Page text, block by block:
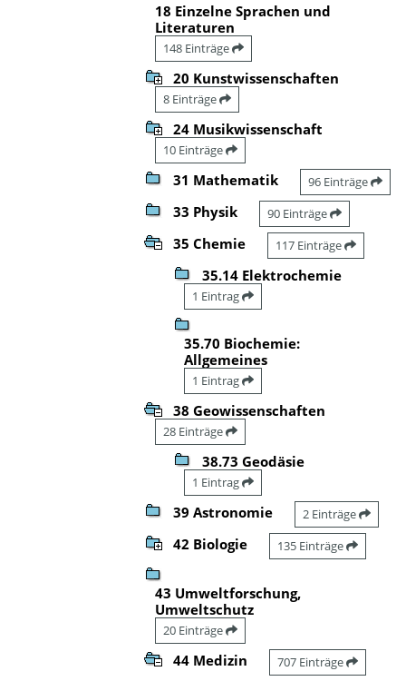
18 Einzelne Sprachen und
Literaturen
148 Einträge
20 Kunstwissenschaften
8 Einträge
24 Musikwissenschaft
10 Einträge
31 Mathematik 96 Einträge
33 Physik 90 Einträge
35 Chemie 117 Einträge
35.14 Elektrochemie
1 Eintrag
35.70 Biochemie:
Allgemeines
1 Eintrag
38 Geowissenschaften
28 Einträge
38.73 Geodäsie
1 Eintrag
39 Astronomie 2 Einträge
42 Biologie 135 Einträge
43 Umweltforschung,
Umweltschutz
20 Einträge
44 Medizin 707 Einträge